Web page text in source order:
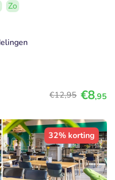
Zo
€12,95 €8,95
32% korting